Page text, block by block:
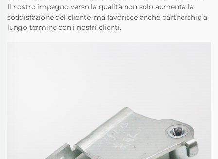
Il nostro impegno verso la qualità non solo aumenta la
soddisfazione del cliente, ma favorisce anche partnership a
lungo termine con i nostri clienti.